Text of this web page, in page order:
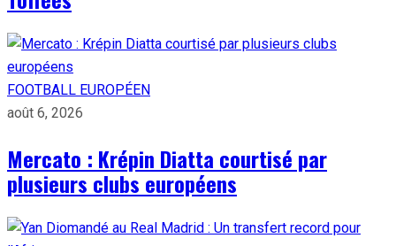
FOOTBALL EUROPÉEN
août 6, 2026
Mercato : Krépin Diatta courtisé par
plusieurs clubs européens